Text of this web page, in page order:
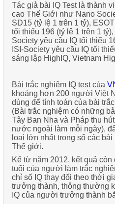
Tác giả bài IQ Testlà thành
cao Thế Giới như Nano
SD15 (tỷ lệ 1 trên 1 tỷ),
tối thiểu 196 (tỷ lệ 1 trên 1 tỷ),
Societyyêu cầu IQ tối thiểu
ISI-Societyyêu cầu IQ tối
sáng lập HighIQ, Vietnam
Bài trắc nghiệm IQ testcủa
khoảng hơn 200 người Việt
dùng để tính toán của bài
(Bài trắc nghiệm có những
Tây Ban Nha và Pháp thu
nước ngoài làm mỗi ngày),
loại lớn nhất trong số các
Thế giới.
Kể từ năm 2012, kết quả
tuổi của người làm trắc
chỉ số IQ thay đổi theo thời
trưởng thành, thông thường
IQ của người trưởng thành